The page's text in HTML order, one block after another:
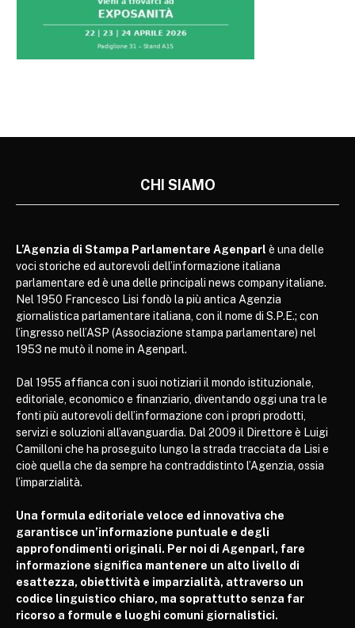
CHI SIAMO
L’Agenzia di Stampa Parlamentare Agenparl è una delle
voci storiche ed autorevoli dell’informazione italiana
parlamentare ed è una delle principali news company italiane.
Nel 1950 Francesco Lisi fondò la più antica Agenzia
giornalistica parlamentare italiana, con il nome di S.P.E.; con
l’ingresso nell’ASP (Associazione stampa parlamentare) nel
1953 ne mutò il nome in Agenparl.
Dal 1955 affianca con i suoi notiziari il mondo istituzionale,
editoriale, economico e finanziario, diventando oggi una tra le
fonti più autorevoli dell’informazione con i propri prodotti,
servizi e soluzioni all’avanguardia. Dal 2009 il Direttore è Luigi
Camilloni che ha proseguito lungo la strada tracciata da Lisi e
cioè quella che da sempre ha contraddistinto l’Agenzia, ossia
l’imparzialità.
Una formula editoriale veloce ed innovativa che
garantisce un’informazione puntuale e degli
approfondimenti originali. Per noi di Agenparl, fare
informazione significa mantenere un alto livello di
esattezza, obiettività e imparzialità, attraverso un
codice linguistico chiaro, ma soprattutto senza far
ricorso a formule e luoghi comuni giornalistici.